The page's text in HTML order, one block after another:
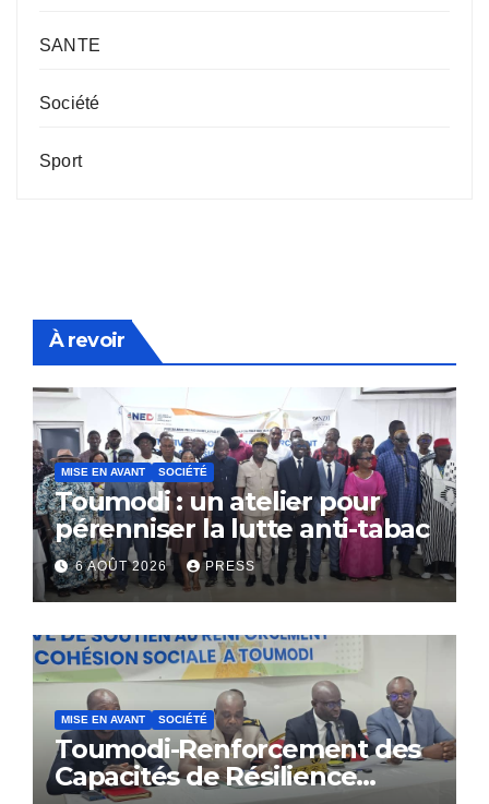
SANTE
Société
Sport
À revoir
MISE EN AVANT SOCIÉTÉ
Toumodi : un atelier pour
pérenniser la lutte anti-tabac
6 AOÛT 2026 PRESS
MISE EN AVANT SOCIÉTÉ
Toumodi-Renforcement des
Capacités de Résilience